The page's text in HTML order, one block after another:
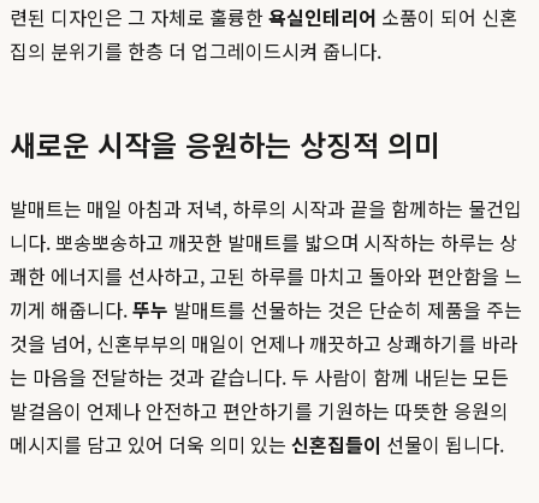
련된 디자인은 그 자체로 훌륭한욕실인테리어 소품이 되어 신혼
집의 분위기를 한층 더 업그레이드시켜 줍니다.
새로운 시작을 응원하는 상징적 의미
발매트는 매일 아침과 저녁, 하루의 시작과 끝을 함께하는 물건입
니다. 뽀송뽀송하고 깨끗한 발매트를 밟으며 시작하는 하루는 상
쾌한 에너지를 선사하고, 고된 하루를 마치고 돌아와 편안함을 느
끼게 해줍니다.뚜누 발매트를 선물하는 것은 단순히 제품을 주는
것을 넘어, 신혼부부의 매일이 언제나 깨끗하고 상쾌하기를 바라
는 마음을 전달하는 것과 같습니다. 두 사람이 함께 내딛는 모든
발걸음이 언제나 안전하고 편안하기를 기원하는 따뜻한 응원의
메시지를 담고 있어 더욱 의미 있는 신혼집들이 선물이 됩니다.